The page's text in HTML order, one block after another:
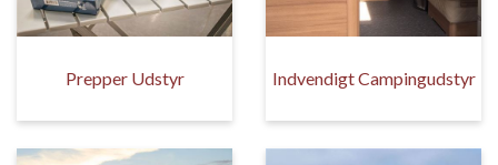
Prepper Udstyr Indvendigt Campingudstyr